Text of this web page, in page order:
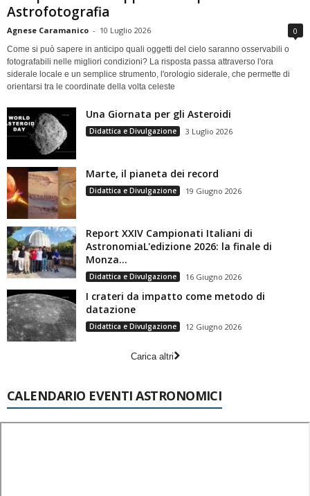
Astrofotografia
Agnese Caramanico - 10 Luglio 2026 0
Come si può sapere in anticipo quali oggetti del cielo saranno osservabili o
fotografabili nelle migliori condizioni? La risposta passa attraverso l'ora
siderale locale e un semplice strumento, l'orologio siderale, che permette di
orientarsi tra le coordinate della volta celeste
Una Giornata per gli Asteroidi
Didattica e Divulgazione 3 Luglio 2026
Marte, il pianeta dei record
Didattica e Divulgazione 19 Giugno 2026
Report XXIV Campionati Italiani di
AstronomiaL'edizione 2026: la finale di
Monza...
Didattica e Divulgazione 16 Giugno 2026
I crateri da impatto come metodo di
datazione
Didattica e Divulgazione 12 Giugno 2026
Carica altri
CALENDARIO EVENTI ASTRONOMICI